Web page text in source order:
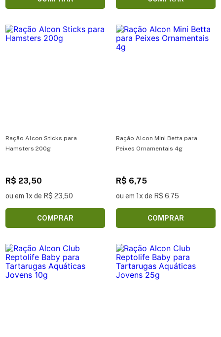
Ração Alcon Sticks para
Hamsters 200g
R$ 23,50
ou em 1x de R$ 23,50
COMPRAR
Ração Alcon Mini Betta para
Peixes Ornamentais 4g
R$ 6,75
ou em 1x de R$ 6,75
COMPRAR